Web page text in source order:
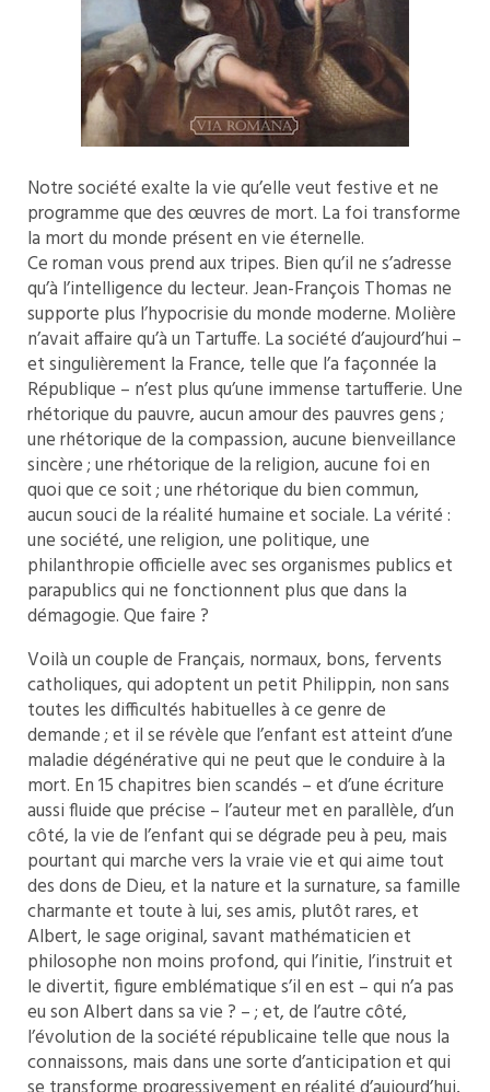
Notre société exalte la vie qu’elle veut festive et ne
programme que des œuvres de mort. La foi transforme
la mort du monde présent en vie éternelle.
Ce roman vous prend aux tripes. Bien qu’il ne s’adresse
qu’à l’intelligence du lecteur. Jean-François Thomas ne
supporte plus l’hypocrisie du monde moderne. Molière
n’avait affaire qu’à un Tartuffe. La société d’aujourd’hui –
et singulièrement la France, telle que l’a façonnée la
République – n’est plus qu’une immense tartufferie. Une
rhétorique du pauvre, aucun amour des pauvres gens ;
une rhétorique de la compassion, aucune bienveillance
sincère ; une rhétorique de la religion, aucune foi en
quoi que ce soit ; une rhétorique du bien commun,
aucun souci de la réalité humaine et sociale. La vérité :
une société, une religion, une politique, une
philanthropie officielle avec ses organismes publics et
parapublics qui ne fonctionnent plus que dans la
démagogie. Que faire ?
Voilà un couple de Français, normaux, bons, fervents
catholiques, qui adoptent un petit Philippin, non sans
toutes les difficultés habituelles à ce genre de
demande ; et il se révèle que l’enfant est atteint d’une
maladie dégénérative qui ne peut que le conduire à la
mort. En 15 chapitres bien scandés – et d’une écriture
aussi fluide que précise – l’auteur met en parallèle, d’un
côté, la vie de l’enfant qui se dégrade peu à peu, mais
pourtant qui marche vers la vraie vie et qui aime tout
des dons de Dieu, et la nature et la surnature, sa famille
charmante et toute à lui, ses amis, plutôt rares, et
Albert, le sage original, savant mathématicien et
philosophe non moins profond, qui l’initie, l’instruit et
le divertit, figure emblématique s’il en est – qui n’a pas
eu son Albert dans sa vie ? – ; et, de l’autre côté,
l’évolution de la société républicaine telle que nous la
connaissons, mais dans une sorte d’anticipation et qui